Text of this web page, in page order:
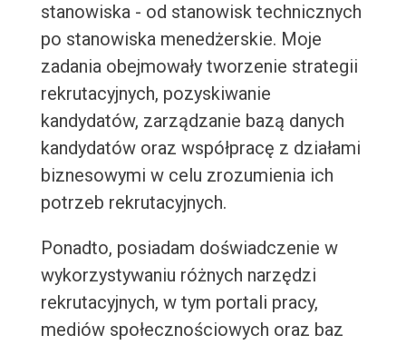
stanowiska - od stanowisk technicznych
po stanowiska menedżerskie. Moje
zadania obejmowały tworzenie strategii
rekrutacyjnych, pozyskiwanie
kandydatów, zarządzanie bazą danych
kandydatów oraz współpracę z działami
biznesowymi w celu zrozumienia ich
potrzeb rekrutacyjnych.
Ponadto, posiadam doświadczenie w
wykorzystywaniu różnych narzędzi
rekrutacyjnych, w tym portali pracy,
mediów społecznościowych oraz baz